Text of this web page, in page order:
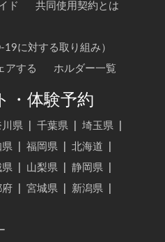
ド
共同使用契約とは
19に対する取り組み）
アする
ホルダー一覧
・体験予約
川県 千葉県 埼玉県
県 福岡県 北海道
県 山梨県 静岡県
府 宮城県 新潟県